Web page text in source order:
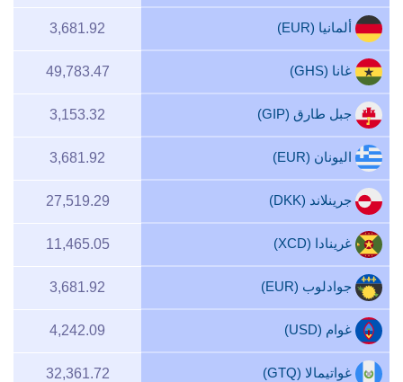
ألمانيا (EUR) 3,681.92
غانا (GHS) 49,783.47
جبل طارق (GIP) 3,153.32
اليونان (EUR) 3,681.92
جرينلاند (DKK) 27,519.29
غرينادا (XCD) 11,465.05
جوادلوب (EUR) 3,681.92
غوام (USD) 4,242.09
غواتيمالا (GTQ) 32,361.72